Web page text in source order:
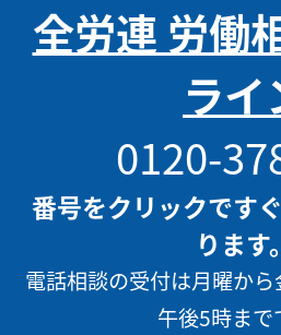
全労連 労働
ライ
0120-
番号をクリックです
ります。
電話相談の受付は月曜か
午後5時まで